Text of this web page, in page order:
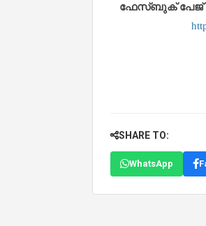
ഫേസ്ബുക് പേജ്
SHARE TO:
WhatsApp